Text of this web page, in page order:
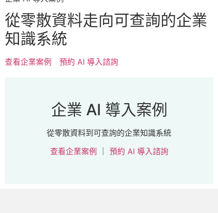
從零散資料走向可查詢的企業
知識系統
查看企業案例 預約 AI 導入諮詢
企業 AI 導入案例
從零散資料到可查詢的企業知識系統
查看企業案例
預約 AI 導入諮詢